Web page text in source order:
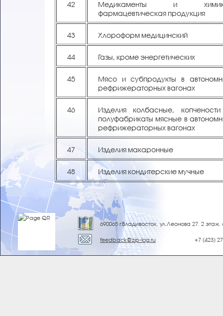
42
Медикаменты и
фармацевтическая продукция
43 Хлороформ медицинский
44 Газы, кроме энергетических
45
Мясо и субпродукты в
рефрижераторных вагонах
46
Изделия колбасные,
полуфабрикаты мясные в
рефрижераторных вагонах
47 Изделия макаронные
48 Изделия кондитерские мучные
690065 г.Владивосток, ул.Леонова 27, 2 этаж,
feedback@zip-log.ru +7 (423)